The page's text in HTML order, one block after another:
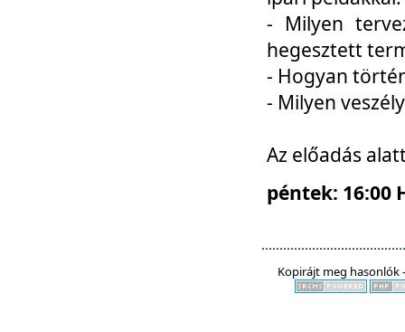
- Milyen
hegesztett
- Hogyan
- Milyen
Az előadás
péntek: 16:00
Kopirájt meg hasonlók